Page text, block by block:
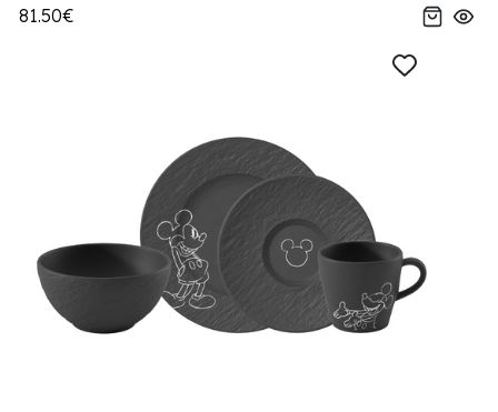
81.50€